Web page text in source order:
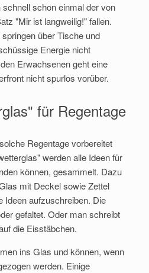
schon einmal der von
"Mir ist langweilig!" fallen.
über Tische und
Energie nicht
Erwachsenen geht eine
nicht spurlos vorüber.
für Regentage
Regentage vorbereitet
werden alle Ideen für
können, gesammelt. Dazu
mit Deckel sowie Zettel
Ideen aufzuschreiben. Die
gefaltet. Oder man schreibt
die Eisstäbchen.
ins Glas und können, wenn
werden. Einige